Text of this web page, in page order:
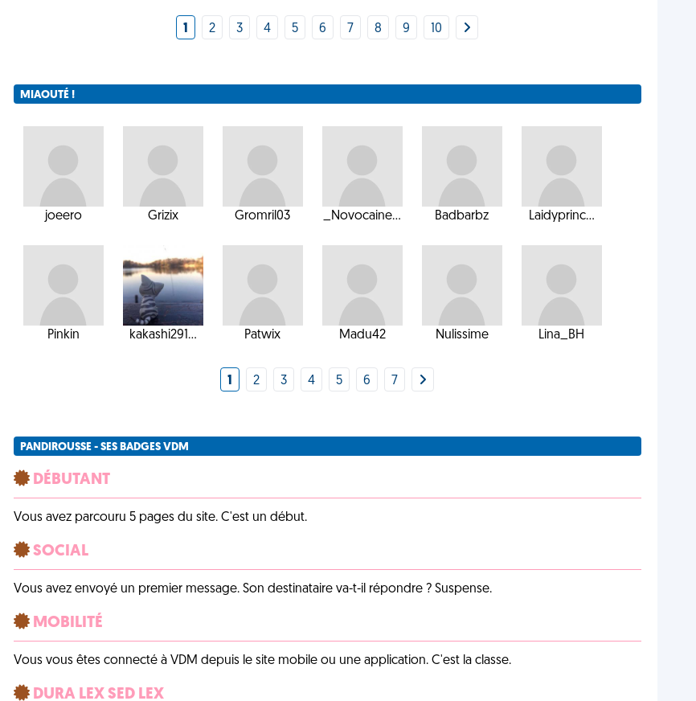
1 2 3 4 5 6 7 8 9 10
MIAOUTÉ !
joeero Grizix Gromril03 _Novocaine... Badbarbz Laidyprinc...
Pinkin kakashi291... Patwix Madu42 Nulissime Lina_BH
1 2 3 4 5 6 7
PANDIROUSSE - SES BADGES VDM
DÉBUTANT
Vous avez parcouru 5 pages du site. C'est un début.
SOCIAL
Vous avez envoyé un premier message. Son destinataire va-t-il répondre ? Suspense.
MOBILITÉ
Vous vous êtes connecté à VDM depuis le site mobile ou une application. C'est la classe.
DURA LEX SED LEX